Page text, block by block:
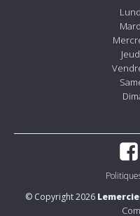
© Copyright 2026